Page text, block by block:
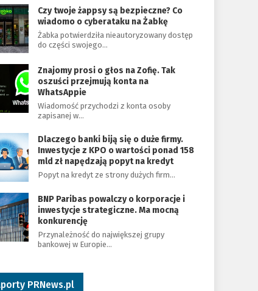
Czy twoje żappsy są bezpieczne? Co
wiadomo o cyberataku na Żabkę
Żabka potwierdziła nieautoryzowany dostęp
do części swojego…
Znajomy prosi o głos na Zofię. Tak
oszuści przejmują konta na
WhatsAppie
Wiadomość przychodzi z konta osoby
zapisanej w…
Dlaczego banki biją się o duże firmy.
Inwestycje z KPO o wartości ponad 158
mld zł napędzają popyt na kredyt
Popyt na kredyt ze strony dużych firm…
BNP Paribas powalczy o korporacje i
inwestycje strategiczne. Ma mocną
konkurencję
Przynależność do największej grupy
bankowej w Europie…
PRNews.pl